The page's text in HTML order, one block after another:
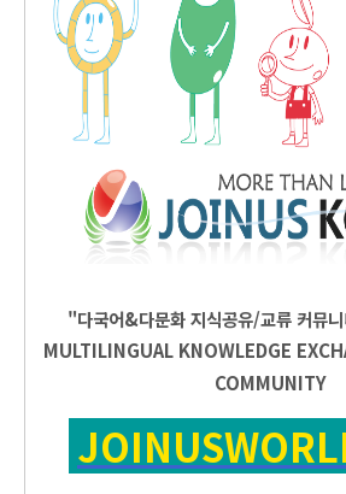
"다국어&다문화 지식공유/교류 커뮤
MULTILINGUAL KNOWLEDGE
COMMUNITY